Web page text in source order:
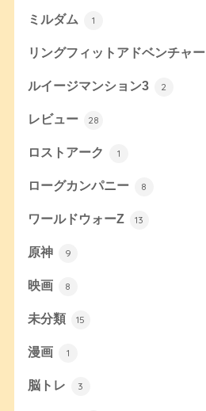
ミルダム 1
リングフィットアドベンチャー
ルイージマンション3 2
レビュー 28
ロストアーク 1
ローグカンパニー 8
ワールドウォーZ 13
原神 9
映画 8
未分類 15
漫画 1
脳トレ 3